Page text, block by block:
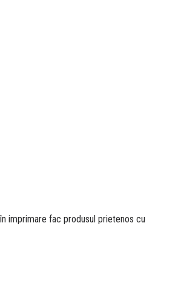
imprimare fac produsul prietenos cu